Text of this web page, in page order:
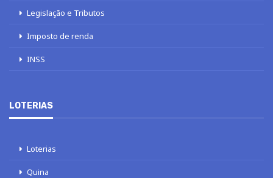
Legislação e Tributos
Imposto de renda
INSS
LOTERIAS
Loterias
Quina